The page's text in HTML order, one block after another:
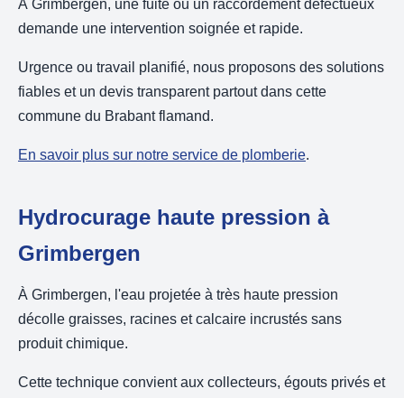
À Grimbergen, une fuite ou un raccordement défectueux
demande une intervention soignée et rapide.
Urgence ou travail planifié, nous proposons des solutions
fiables et un devis transparent partout dans cette
commune du Brabant flamand.
En savoir plus sur notre service de plomberie.
Hydrocurage haute pression à
Grimbergen
À Grimbergen, l'eau projetée à très haute pression
décolle graisses, racines et calcaire incrustés sans
produit chimique.
Cette technique convient aux collecteurs, égouts privés et